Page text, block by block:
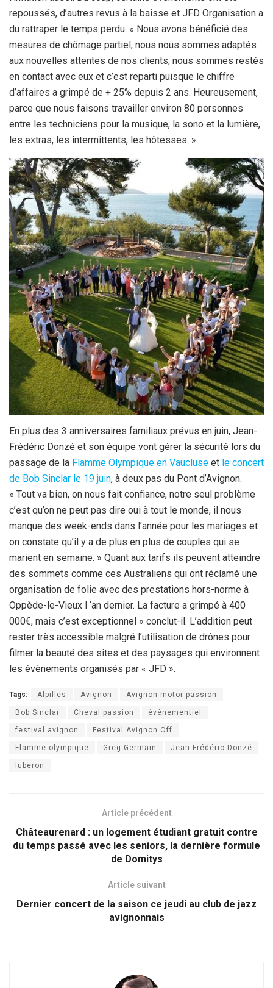
repoussés, d’autres revus à la baisse et JFD Organisation a
du rattraper le temps perdu. « Nous avons bénéficié des
mesures de chômage partiel, nous nous sommes adaptés
aux nouvelles attentes de nos clients, nous sommes restés
en contact avec eux et c’est reparti puisque le chiffre
d’affaires a grimpé de + 25% depuis 2 ans. Heureusement,
parce que nous faisons travailler environ 80 personnes
entre les techniciens pour la musique, la sono et la lumière,
les extras, les intermittents, les hôtesses. »
En plus des 3 anniversaires familiaux prévus en juin, Jean-
Frédéric Donzé et son équipe vont gérer la sécurité lors du
passage de la Flamme Olympique en Vaucluse et le concert
de Bob Sinclar le 19 juin, à deux pas du Pont d’Avignon.
« Tout va bien, on nous fait confiance, notre seul problème
c’est qu’on ne peut pas dire oui à tout le monde, il nous
manque des week-ends dans l’année pour les mariages et
on constate qu’il y a de plus en plus de couples qui se
marient en semaine. » Quant aux tarifs ils peuvent atteindre
des sommets comme ces Australiens qui ont réclamé une
organisation de folie avec des prestations hors-norme à
Oppède-le-Vieux l ‘an dernier. La facture a grimpé à 400
000€, mais c’est exceptionnel » conclut-il. L’addition peut
rester très accessible malgré l’utilisation de drônes pour
filmer la beauté des sites et des paysages qui environnent
les évènements organisés par « JFD ».
Tags: Alpilles Avignon Avignon motor passion
Bob Sinclar Cheval passion évènementiel
festival avignon Festival Avignon Off
Flamme olympique Greg Germain Jean-Frédéric Donzé
luberon
Article précédent
Châteaurenard : un logement étudiant gratuit contre
du temps passé avec les seniors, la dernière formule
de Domitys
Article suivant
Dernier concert de la saison ce jeudi au club de jazz
avignonnais